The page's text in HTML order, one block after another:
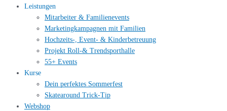
Leistungen
Mitarbeiter & Familienevents
Marketingkampagnen mit Familien
Hochzeits-, Event- & Kinderbetreuung
Projekt Roll-& Trendsporthalle
55+ Events
Kurse
Dein perfektes Sommerfest
Skatearound Trick-Tip
Webshop